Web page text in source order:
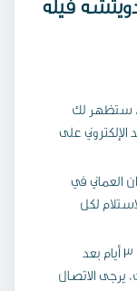
ستظهر لك
على
العماني في
لكل
إذا لم تستلم بريدًا إلكترونيًا ثانيًا (في غضون 3 أيام بعد
يرجى الاتصال